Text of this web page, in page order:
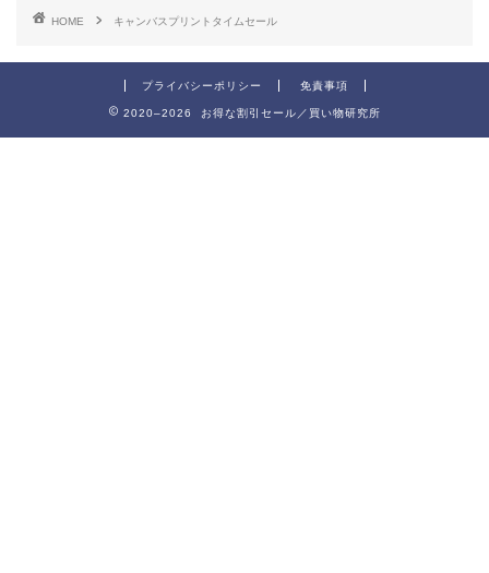
HOME キャンバスプリントタイムセール
プライバシーポリシー 免責事項
2020–2026 お得な割引セール／買い物研究所